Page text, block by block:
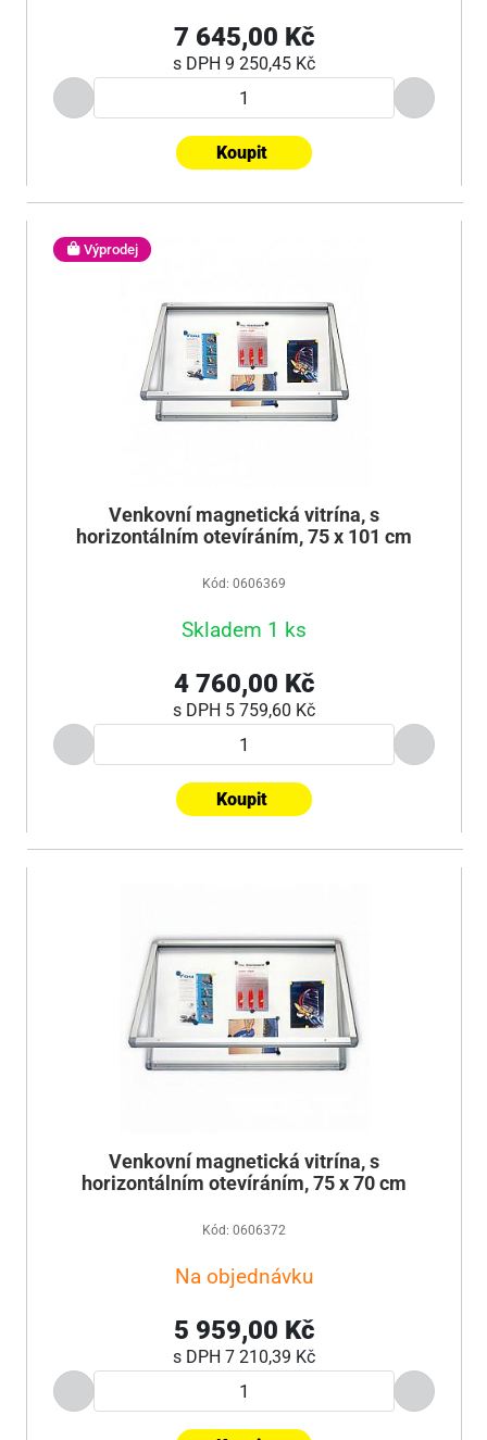
7 645,00 Kč
s DPH 9 250,45 Kč
Koupit
Výprodej
Venkovní magnetická vitrína, s
horizontálním otevíráním, 75 x 101 cm
Kód: 0606369
Skladem 1 ks
4 760,00 Kč
s DPH 5 759,60 Kč
Koupit
Venkovní magnetická vitrína, s
horizontálním otevíráním, 75 x 70 cm
Kód: 0606372
Na objednávku
5 959,00 Kč
s DPH 7 210,39 Kč